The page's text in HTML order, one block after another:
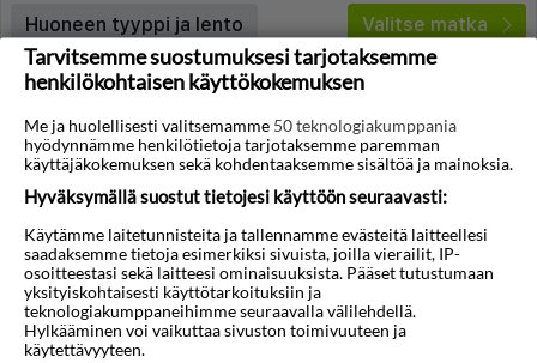
Huoneen tyyppi ja lento Valitse matka
◀︎
Tarvitsemme suostumuksesi tarjotaksemme
henkilökohtaisen käyttökokemuksen
Me ja huolellisesti valitsemamme 50 teknologiakumppania
hyödynnämme henkilötietoja tarjotaksemme paremman
käyttäjäkokemuksen sekä kohdentaaksemme sisältöä ja mainoksia.
Hyväksymällä suostut tietojesi käyttöön seuraavasti:
Käytämme laitetunnisteita ja tallennamme evästeitä laitteellesi
saadaksemme tietoja esimerkiksi sivuista, joilla vierailit, IP-
osoitteestasi sekä laitteesi ominaisuuksista. Pääset tutustumaan
yksityiskohtaisesti käyttötarkoituksiin ja
teknologiakumppaneihimme seuraavalla välilehdellä.
Hylkääminen voi vaikuttaa sivuston toimivuuteen ja
käytettävyyteen.